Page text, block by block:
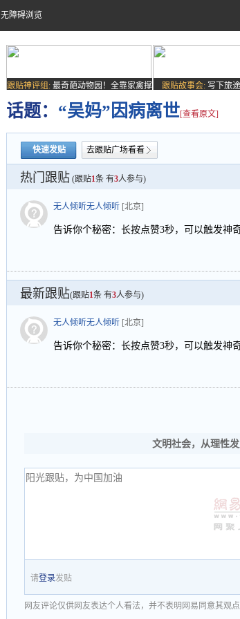
无障碍浏览
跟贴神评组: 最奇葩动物园！全靠家禽撑
场子
跟贴故事会: 写下旅
话题： “吴妈”因病离世[查看原文]
快速发贴 去跟贴广场看看
热门跟贴 (跟贴1条 有3人参与)
无人倾听无人倾听 [北京]
告诉你个秘密：长按点赞3秒，可以触发神
最新跟贴(跟贴1条 有3人参与)
无人倾听无人倾听 [北京]
告诉你个秘密：长按点赞3秒，可以触发神
文明社会，从理性
请登录发贴
网友评论仅供网友表达个人看法，并不表明网易同意其观